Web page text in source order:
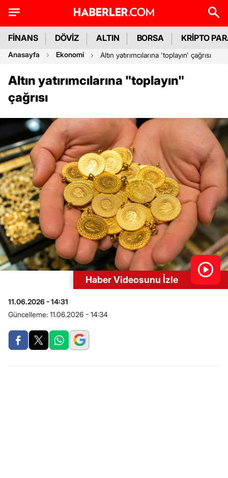
FİNANS DÖVİZ ALTIN BORSA KRİPTO
Anasayfa Ekonomi Altın yatırımcılarına 'toplayın' çağrısı
Altın yatırımcılarına "toplayın"
çağrısı
Haber Videosunu İzle
11.06.2026 - 14:31
Güncelleme: 11.06.2026 - 14:34